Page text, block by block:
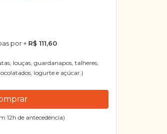
por + R$ 111,60
louças, guardanapos, talheres,
iogurte e açúcar.)
12h de antecedência)